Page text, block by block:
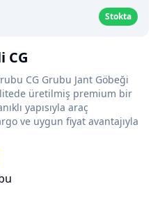
Stokta
CG
CG Grubu Jant Göbeği
üretilmiş premium bir
yapısıyla araç
ve uygun fiyat avantajıyla